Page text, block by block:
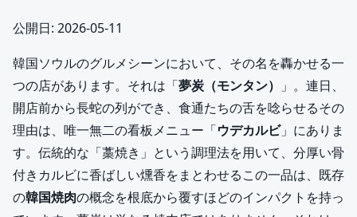
公開日: 2026-05-11
韓国ソウルのグルメシーンにおいて、その名を轟かせる一
つの店があります。それは「夢炭（モンタン）
」。連日、
開店前から長蛇の列ができ、食通たちの舌を唸らせるその
理由は、唯一無二の看板メニュー「ウデカルビ」にありま
す。伝統的な「藁焼き」という調理法を用いて、分厚い骨
付きカルビに香ばしい燻香をまとわせるこの一品は、既存
の韓国焼肉の概念を根底から覆すほどのインパクトを持っ